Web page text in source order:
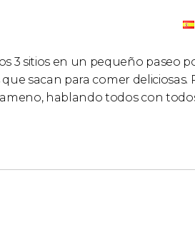
3 sitios en un pequeño paseo
sacan para comer deliciosas.
hablando todos con